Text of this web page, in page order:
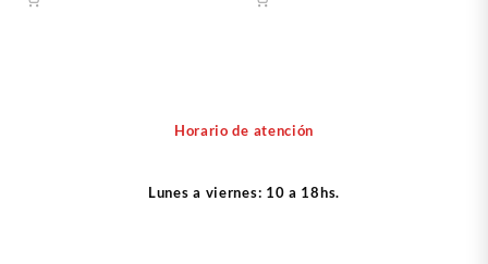
Horario de atención
Lunes a viernes: 10 a 18hs.